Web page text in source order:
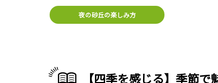
夜の砂丘の楽しみ方
【四季を感じる】季節